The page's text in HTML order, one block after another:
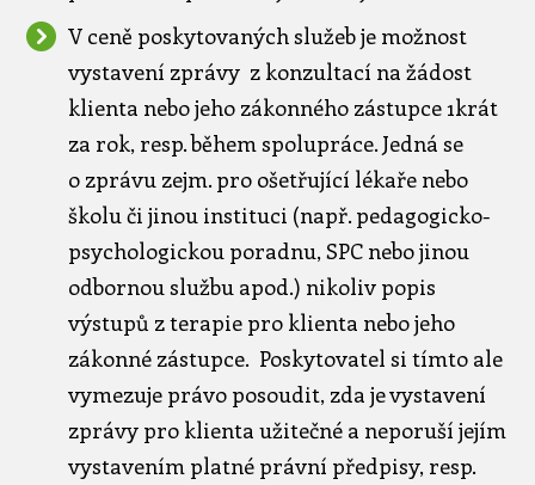
V ceně poskytovaných služeb je možnost
vystavení zprávy z konzultací na žádost
klienta nebo jeho zákonného zástupce 1krát
za rok, resp. během spolupráce. Jedná se
o zprávu zejm. pro ošetřující lékaře nebo
školu či jinou instituci (např. pedagogicko-
psychologickou poradnu, SPC nebo jinou
odbornou službu apod.) nikoliv popis
výstupů z terapie pro klienta nebo jeho
zákonné zástupce. Poskytovatel si tímto ale
vymezuje právo posoudit, zda je vystavení
zprávy pro klienta užitečné a neporuší jejím
vystavením platné právní předpisy, resp.